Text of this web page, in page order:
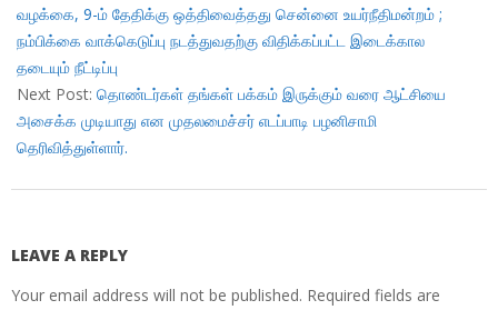
05
வழக்கை, 9-ம் தேதிக்கு ஒத்திவைத்தது சென்னை உயர்நீதிமன்றம் ;
நம்பிக்கை வாக்கெடுப்பு நடத்துவதற்கு விதிக்கப்பட்ட இடைக்கால
தடையும் நீட்டிப்பு
Next Post: தொண்டர்கள் தங்கள் பக்கம் இருக்கும் வரை ஆட்சியை
அசைக்க முடியாது என முதலமைச்சர் எடப்பாடி பழனிசாமி
தெரிவித்துள்ளார்.
LEAVE A REPLY
Your email address will not be published. Required fields are